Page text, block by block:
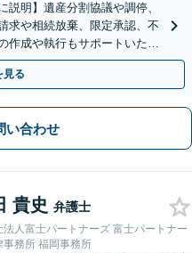
説明】遺産分割協議や調停、
求や相続放棄、限定承認、不
作成や執行もサポートいたし
見る
い合わせ
貴史 弁護士
法人富士パートナーズ 富士パートナー
事務所 福岡事務所